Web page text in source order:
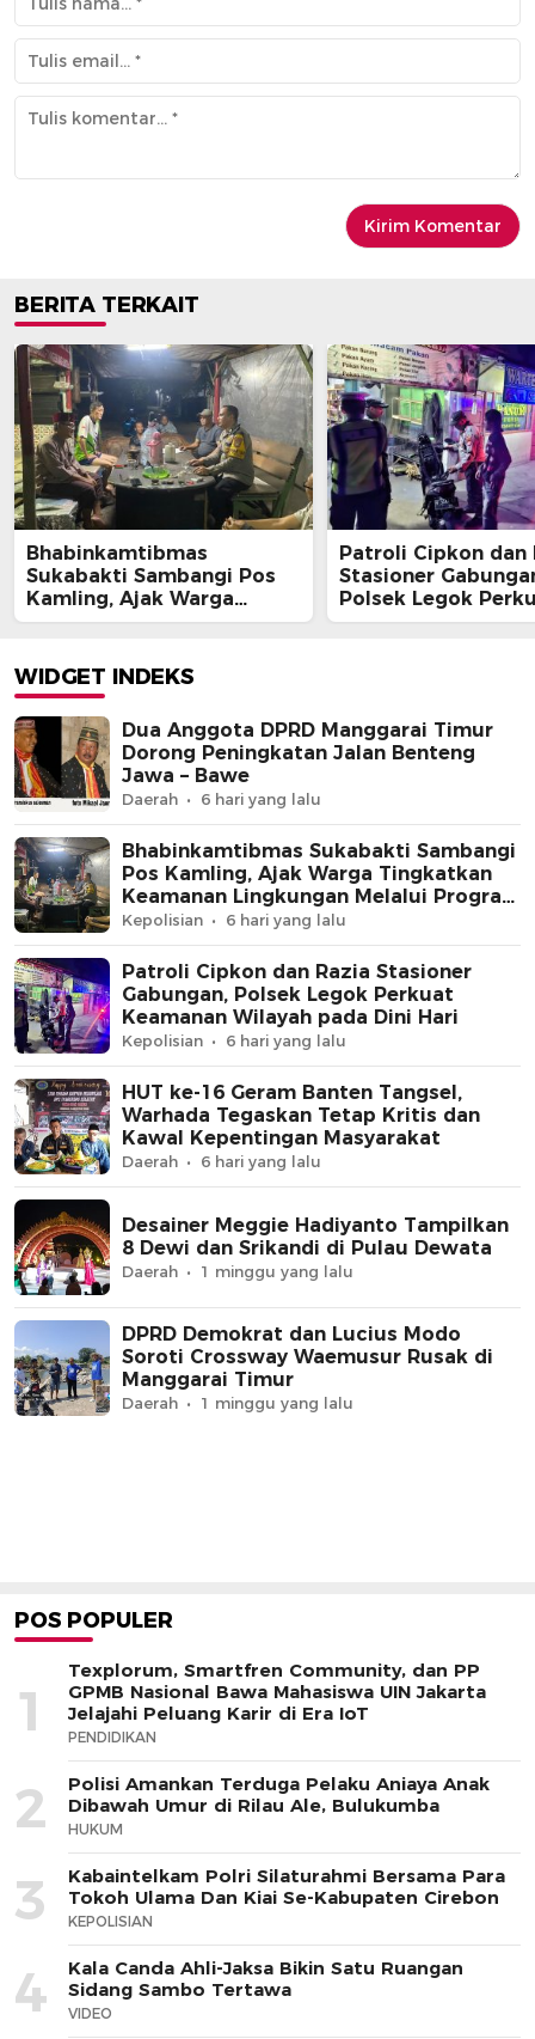
BERITA TERKAIT
Bhabinkamtibmas
Sukabakti Sambangi Pos
Kamling, Ajak Warga
Tingkatkan Keamanan
Program Jaga Jakarta+
Patroli Cipkon dan
Stasioner
Polsek Legok
Keamanan Wilayah
WIDGET INDEKS
Dua Anggota DPRD Manggarai Timur
Dorong Peningkatan Jalan Benteng
Jawa – Bawe
Daerah 6 hari yang lalu
Bhabinkamtibmas Sukabakti Sambangi
Pos Kamling, Ajak Warga Tingkatkan
Keamanan Lingkungan Melalui Program
Jaga Jakarta+
Kepolisian 6 hari yang lalu
Patroli Cipkon dan Razia Stasioner
Gabungan, Polsek Legok Perkuat
Keamanan Wilayah pada Dini Hari
Kepolisian 6 hari yang lalu
HUT ke-16 Geram Banten Tangsel,
Warhada Tegaskan Tetap Kritis dan
Kawal Kepentingan Masyarakat
Daerah 6 hari yang lalu
Desainer Meggie Hadiyanto Tampilkan
8 Dewi dan Srikandi di Pulau Dewata
Daerah 1 minggu yang lalu
DPRD Demokrat dan Lucius Modo
Soroti Crossway Waemusur Rusak di
Manggarai Timur
Daerah 1 minggu yang lalu
POS POPULER
1
Texplorum, Smartfren Community, dan PP
GPMB Nasional Bawa Mahasiswa UIN Jakarta
Jelajahi Peluang Karir di Era IoT
PENDIDIKAN
2
Polisi Amankan Terduga Pelaku Aniaya Anak
Dibawah Umur di Rilau Ale, Bulukumba
HUKUM
3
Kabaintelkam Polri Silaturahmi Bersama Para
Tokoh Ulama Dan Kiai Se-Kabupaten Cirebon
KEPOLISIAN
4
Kala Canda Ahli-Jaksa Bikin Satu Ruangan
Sidang Sambo Tertawa
VIDEO